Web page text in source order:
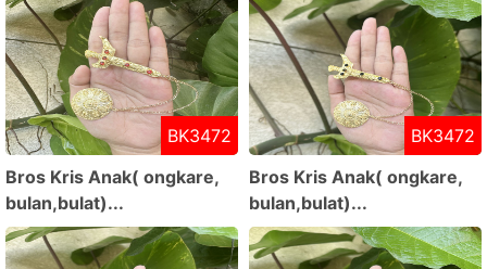
BK3472
Bros Kris Anak( ongkare,
bulan,bulat)...
BK3472
Bros Kris Anak( ongkare,
bulan,bulat)...